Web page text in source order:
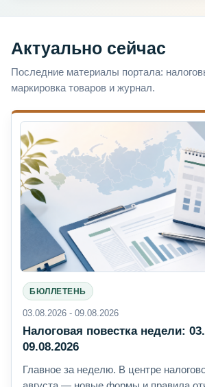
Актуально сейчас
Последние материалы портала:
маркировка товаров и журнал.
БЮЛЛЕТЕНЬ
03.08.2026 - 09.08.2026
Налоговая повестка недели:
09.08.2026
Главное за неделю. В центре